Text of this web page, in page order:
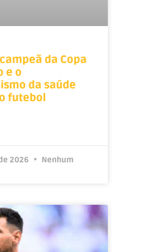
da Copa
e o
da saúde
futebol
2026
Nenhum